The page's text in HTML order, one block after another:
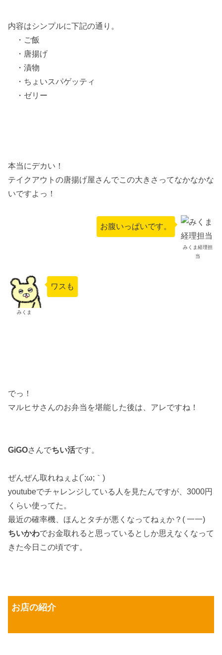
内容はシンプルに下記の通り。
・ご飯
・唐揚げ
・漬物
・ちょいスパゲッティ
・ゼリー
本当にデカい！
テイクアウトの唐揚げ屋さんでこの大きさってなかなかな
いですよっ！
みくま経理担
当
お腹いっぱいです。
みくま
ワスも
でっ！
マルヒサさんのお弁当を堪能した後は、アレですね！
GiGOさんでちい活です。
ぜんぜん取れねぇよ(´;ω;｀)
youtubeでチャレンジしている人を見たんですが、3000円
くらい使ってた。
最近の確率機、ほんとタチが悪くなってねぇか？( 一一)
ちいかわでお金取れると思っているとしか思えなくなって
きた今日この頃です。
お店の紹介